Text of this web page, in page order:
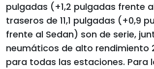
pulgadas (+1,2 pulgadas frente
traseros de 11,1 pulgadas (+0,9
frente al Sedan) son de serie,
neumáticos de alto rendimiento
para todas las estaciones. Para